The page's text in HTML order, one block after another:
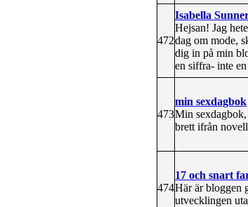
472
Isabella
Hejsan! Jag
dag om mode,
dig in på min
en siffra- inte
473
min sexdagbok
Min
brett ifrån
474
17 och snart
Här är bloggen
utvecklingen